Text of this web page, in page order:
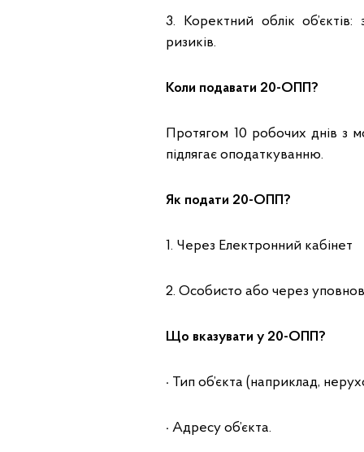
3. Коректний облік
ризиків.
Коли подавати 20-ОПП?
Протягом 10 робочих днів з
підлягає оподаткуванню.
Як подати 20-ОПП?
1. Через Електронний кабінет
2. Особисто або через
Що вказувати у 20-ОПП?
· Тип об’єкта (наприклад,
· Адресу об’єкта.